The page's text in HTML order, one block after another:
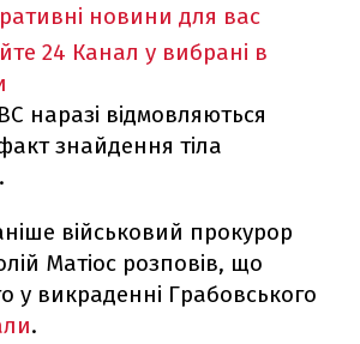
новини для вас
24 Канал у вибрані в
наразі відмовляються
знайдення тіла
військовий прокурор
Матіос розповів, що
у викраденні Грабовського
.